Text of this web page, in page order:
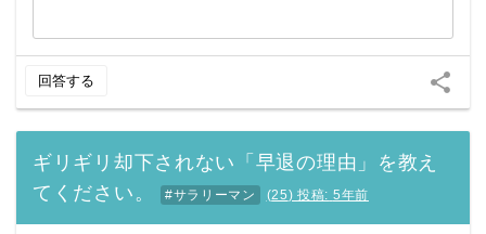
回答する share
ギリギリ却下されない「早退の理由」を教え
てください。
#サラリーマン (25)投稿: 5年前